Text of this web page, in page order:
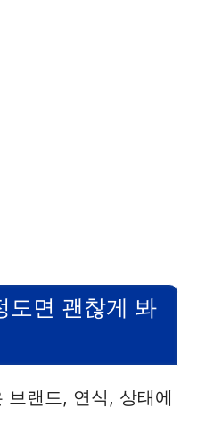
도면 괜찮게 봐
브랜드, 연식, 상태에